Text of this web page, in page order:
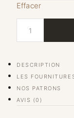
Effacer
DESCRIPTION
LES
NOS PATRONS
AVIS (0)